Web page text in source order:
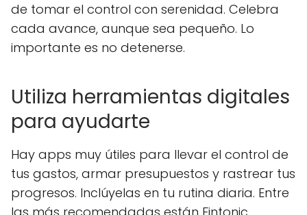
de tomar el control con serenidad. Celebra
cada avance, aunque sea pequeño. Lo
importante es no detenerse.
Utiliza herramientas digitales
para ayudarte
Hay apps muy útiles para llevar el control de
tus gastos, armar presupuestos y rastrear tus
progresos. Inclúyelas en tu rutina diaria. Entre